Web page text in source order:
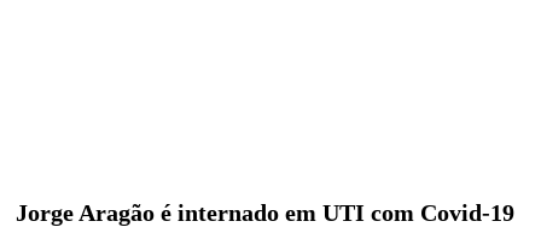
Jorge Aragão é internado em UTI com Covid-19